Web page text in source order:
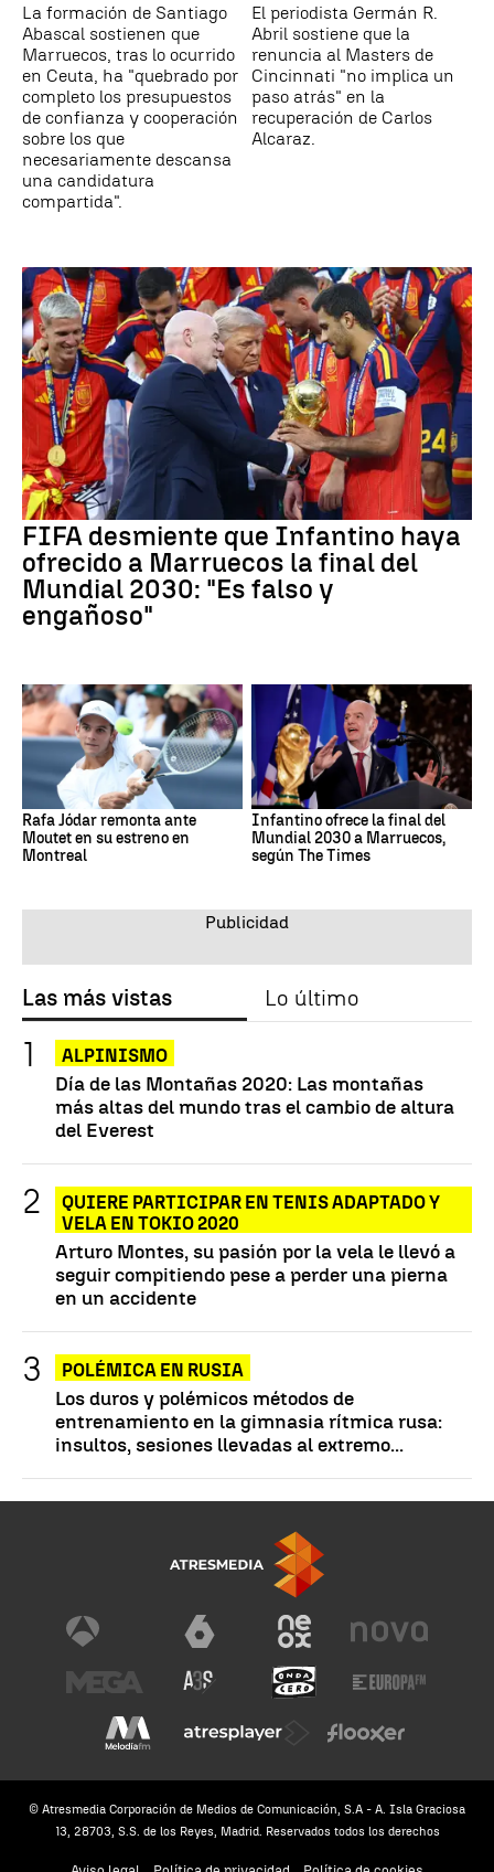
La formación de Santiago
Abascal sostienen que
Marruecos, tras lo ocurrido
en Ceuta, ha "quebrado por
completo los presupuestos
de confianza y cooperación
sobre los que
necesariamente descansa
una candidatura
compartida".
El periodista Germán R.
Abril sostiene que la
renuncia al Masters de
Cincinnati "no implica un
paso atrás" en la
recuperación de Carlos
Alcaraz.
FIFA desmiente que Infantino haya
ofrecido a Marruecos la final del
Mundial 2030: "Es falso y
engañoso"
Rafa Jódar remonta ante
Moutet en su estreno en
Montreal
Infantino ofrece la final del
Mundial 2030 a Marruecos,
según The Times
Las más vistas Lo último
ALPINISMO
Día de las Montañas 2020: Las montañas
más altas del mundo tras el cambio de altura
del Everest
QUIERE PARTICIPAR EN TENIS ADAPTADO Y
VELA EN TOKIO 2020
Arturo Montes, su pasión por la vela le llevó a
seguir compitiendo pese a perder una pierna
en un accidente
POLÉMICA EN RUSIA
Los duros y polémicos métodos de
entrenamiento en la gimnasia rítmica rusa:
insultos, sesiones llevadas al extremo...
© Atresmedia Corporación de Medios de Comunicación, S.A - A. Isla Graciosa
13, 28703, S.S. de los Reyes, Madrid. Reservados todos los derechos